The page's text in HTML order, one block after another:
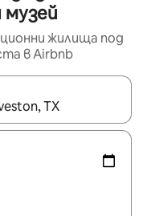
музей
жилища под
в Airbnb
използвайте